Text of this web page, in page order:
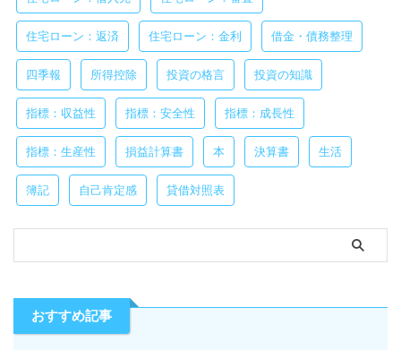
住宅ローン：返済 住宅ローン：金利 借金・債務整理
四季報 所得控除 投資の格言 投資の知識
指標：収益性 指標：安全性 指標：成長性
指標：生産性 損益計算書 本 決算書 生活
簿記 自己肯定感 貸借対照表
おすすめ記事